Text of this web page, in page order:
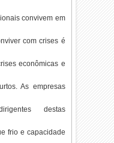
convivem em
com crises é
econômicas e
As empresas
destas
frio e capacidade